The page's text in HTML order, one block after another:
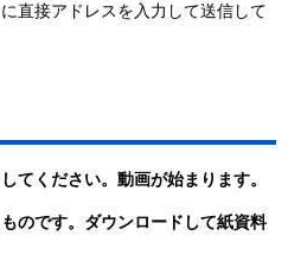
直接アドレスを入力して送信して
てください。動画が始まります。
のです。ダウンロードして紙資料